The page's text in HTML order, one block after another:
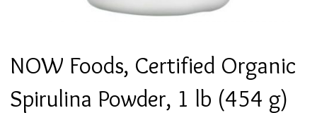
NOW Foods, Certified Organic
Spirulina Powder, 1 lb (454 g)